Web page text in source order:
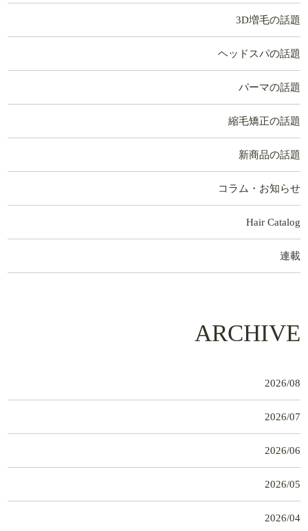
3D増毛の話題
ヘッドスパの話題
パーマの話題
縮毛矯正の話題
新商品の話題
コラム・お知らせ
Hair Catalog
連載
ARCHIVE
2026/08
2026/07
2026/06
2026/05
2026/04